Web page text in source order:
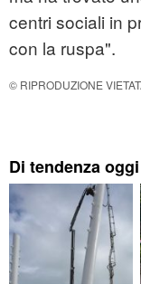
centri sociali in
con la ruspa".
© RIPRODUZIONE
Di tendenza oggi